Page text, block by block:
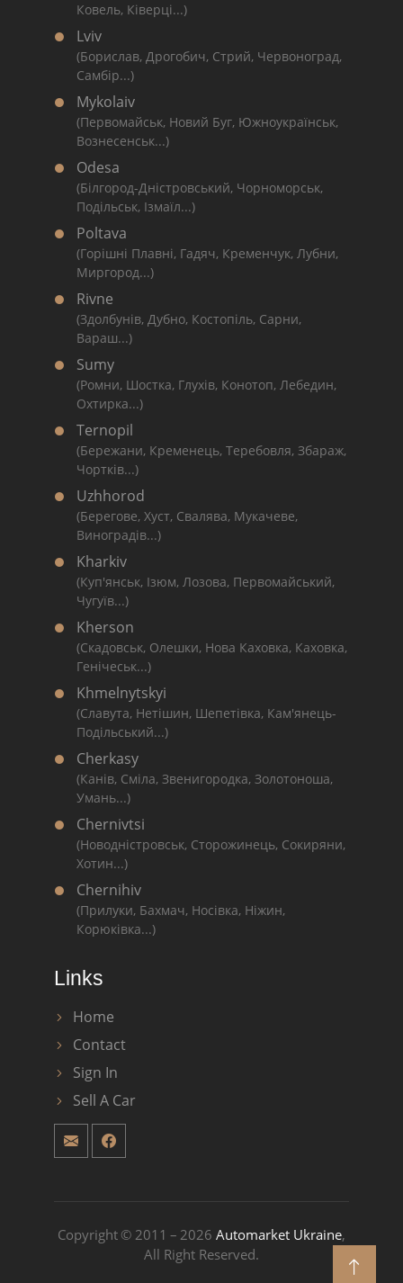
Ковель, Ківерці...)
Lviv
(Борислав, Дрогобич, Стрий, Червоноград,
Самбір...)
Mykolaiv
(Первомайськ, Новий Буг, Южноукраїнськ,
Вознесенськ...)
Odesa
(Білгород-Дністровський, Чорноморськ,
Подільськ, Ізмаїл...)
Poltava
(Горішні Плавні, Гадяч, Кременчук, Лубни,
Миргород...)
Rivne
(Здолбунів, Дубно, Костопіль, Сарни,
Вараш...)
Sumy
(Ромни, Шостка, Глухів, Конотоп, Лебедин,
Охтирка...)
Ternopil
(Бережани, Кременець, Теребовля, Збараж,
Чортків...)
Uzhhorod
(Берегове, Хуст, Свалява, Мукачеве,
Виноградів...)
Kharkiv
(Куп'янськ, Ізюм, Лозова, Первомайський,
Чугуїв...)
Kherson
(Скадовськ, Олешки, Нова Каховка, Каховка,
Генічеськ...)
Khmelnytskyi
(Славута, Нетішин, Шепетівка, Кам'янець-
Подільський...)
Cherkasy
(Канів, Сміла, Звенигородка, Золотоноша,
Умань...)
Chernivtsi
(Новодністровськ, Сторожинець, Сокиряни,
Хотин...)
Chernihiv
(Прилуки, Бахмач, Носівка, Ніжин,
Корюківка...)
Links
Home
Contact
Sign In
Sell A Car
Copyright © 2011 – 2026 Automarket Ukraine,
All Right Reserved.